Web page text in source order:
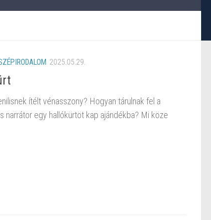
2025.05.29.
ítélt vénasszony? Hogyan tárulnak fel a
egy hallókürtöt kap ajándékba? Mi köze